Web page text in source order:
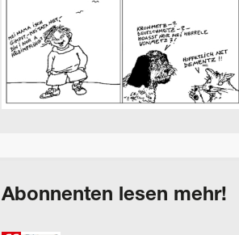
Abonnenten lesen mehr!